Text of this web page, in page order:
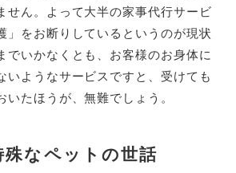
せん。よって大半の家事代行サービ
」をお断りしているというのが現状
でいかなくとも、お客様のお身体に
いようなサービスですと、受けても
いたほうが、無難でしょう。
殊なペットの世話